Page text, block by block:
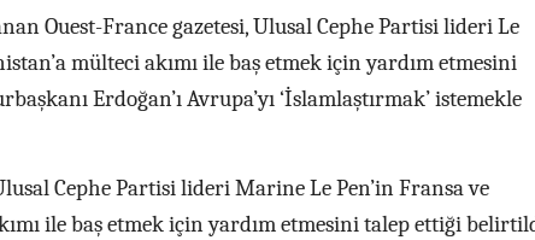
Ouest-France gazetesi, Ulusal Cephe Partisi lideri Le
mülteci akımı ile baş etmek için yardım etmesini
Erdoğan’ı Avrupa’yı ‘İslamlaştırmak’ istemekle
Cephe Partisi lideri Marine Le Pen’in Fransa ve
ile baş etmek için yardım etmesini talep ettiği